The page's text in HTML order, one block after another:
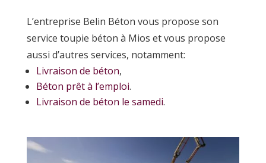
L’entreprise Belin Béton vous propose son
service toupie béton à Mios et vous propose
aussi d’autres services, notamment:
Livraison de béton,
Béton prêt à l’emploi.
Livraison de béton le samedi.